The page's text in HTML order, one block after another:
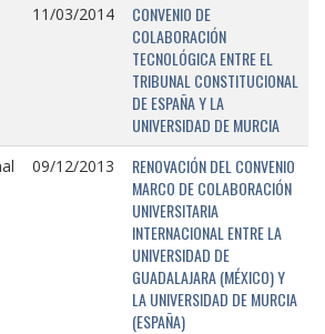
11/03/2014
CONVENIO DE
COLABORACIÓN
TECNOLÓGICA ENTRE EL
TRIBUNAL CONSTITUCIONAL
DE ESPAÑA Y LA
UNIVERSIDAD DE MURCIA
09/12/2013
RENOVACIÓN DEL CONVENIO
MARCO DE COLABORACIÓN
UNIVERSITARIA
INTERNACIONAL ENTRE LA
UNIVERSIDAD DE
GUADALAJARA (MÉXICO) Y
LA UNIVERSIDAD DE MURCIA
(ESPAÑA)